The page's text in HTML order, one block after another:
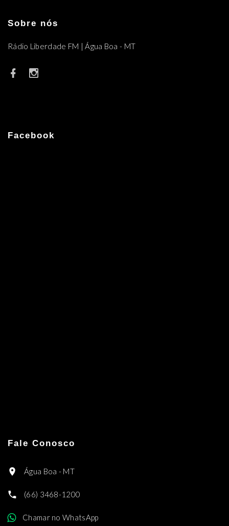
Sobre nós
Rádio Liberdade FM | Água Boa - MT
Facebook
Fale Conosco
Água Boa - MT
(66) 3468-1200
Chamar no WhatsApp